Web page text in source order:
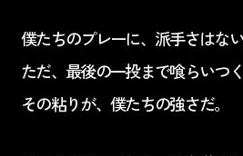
僕たちのプレーに、派手さはない
ただ、最後の一投まで喰らいつく
その粘りが、僕たちの強さだ。